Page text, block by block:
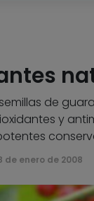
de
y
de enero de 2008